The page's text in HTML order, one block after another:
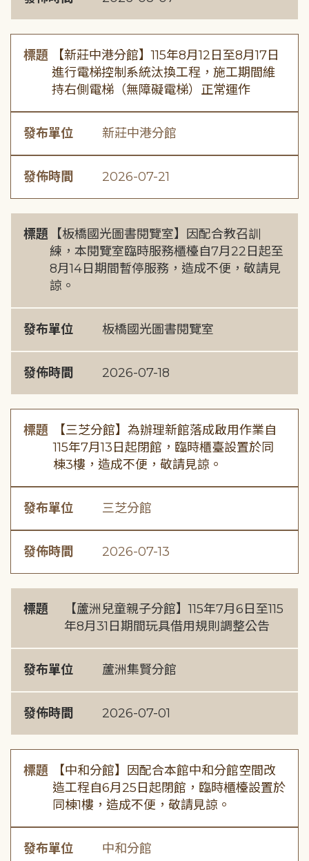
標題
【新莊中港分館】115年8月12日至8月17日
進行電梯控制系統汰換工程，施工期間維
持右側電梯（無障礙電梯）正常運作
發布單位 新莊中港分館
發佈時間 2026-07-21
標題
【板橋國光圖書閱覽室】因配合教召訓
練，本閱覽室臨時服務櫃檯自7月22日起至
8月14日期間暫停服務，造成不便，敬請見
諒。
發布單位 板橋國光圖書閱覽室
發佈時間 2026-07-18
標題
【三芝分館】為辦理新館落成啟用作業自
115年7月13日起閉館，臨時櫃臺設置於同
棟3樓，造成不便，敬請見諒。
發布單位 三芝分館
發佈時間 2026-07-13
標題
【蘆洲兒童親子分館】115年7月6日至115
年8月31日期間玩具借用規則調整公告
發布單位 蘆洲集賢分館
發佈時間 2026-07-01
標題
【中和分館】因配合本館中和分館空間改
造工程自6月25日起閉館，臨時櫃檯設置於
同棟1樓，造成不便，敬請見諒。
發布單位 中和分館